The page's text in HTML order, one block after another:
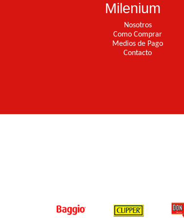
Milenium
Nosotros
Como Comprar
Medios de Pago
Contacto